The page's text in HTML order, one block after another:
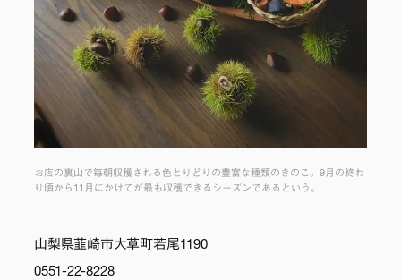
お店の裏山で毎朝収穫される色とりどりの豊富な種類のきのこ。9月の終わ
り頃から11月にかけてが最も収穫できるシーズンであるという。
山梨県韮崎市大草町若尾1190
0551-22-8228